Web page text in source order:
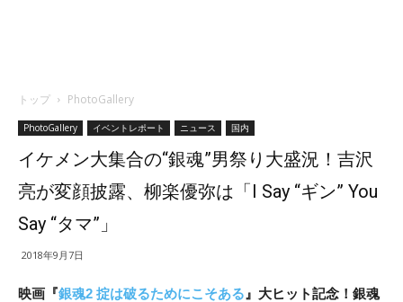
トップ PhotoGallery
PhotoGallery イベントレポート ニュース 国内
イケメン大集合の“銀魂”男祭り大盛況！吉沢
亮が変顔披露、柳楽優弥は「I Say “ギン” You
Say “タマ”」
2018年9月7日
映画『銀魂2 掟は破るためにこそある 』大ヒット記念！ 銀魂